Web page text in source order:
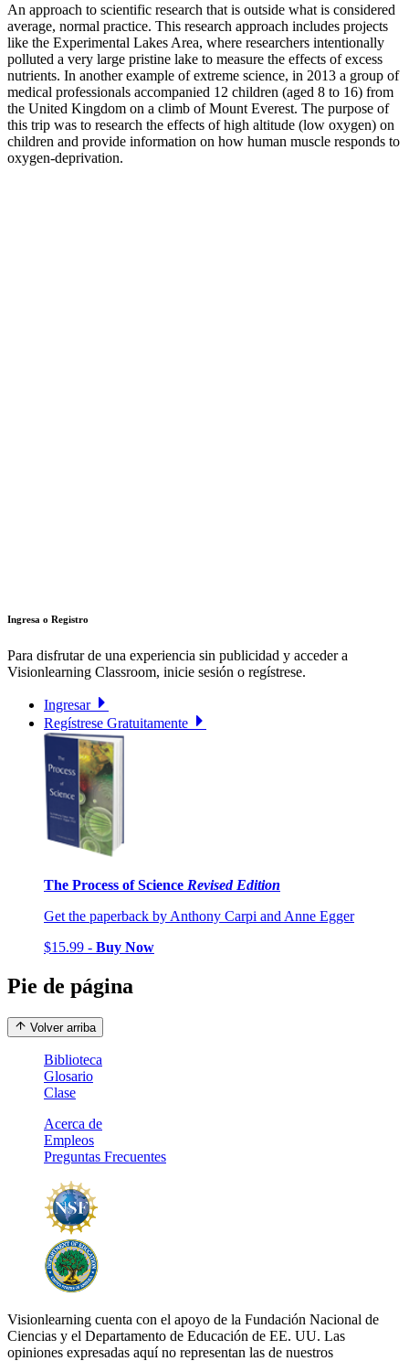
An approach to scientific research that is outside what is considered
average, normal practice. This research approach includes projects
like the Experimental Lakes Area, where researchers intentionally
polluted a very large pristine lake to measure the effects of excess
nutrients. In another example of extreme science, in 2013 a group of
medical professionals accompanied 12 children (aged 8 to 16) from
the United Kingdom on a climb of Mount Everest. The purpose of
this trip was to research the effects of high altitude (low oxygen) on
children and provide information on how human muscle responds to
oxygen-deprivation.
Ingresa o Registro
Para disfrutar de una experiencia sin publicidad y acceder a
Visionlearning Classroom, inicie sesión o regístrese.
Ingresar
Regístrese Gratuitamente
The Process of Science Revised Edition
Get the paperback by Anthony Carpi and Anne Egger
$15.99 - Buy Now
Pie de página
Volver arriba
Biblioteca
Glosario
Clase
Acerca de
Empleos
Preguntas Frecuentes
Visionlearning cuenta con el apoyo de la Fundación Nacional de
Ciencias y el Departamento de Educación de EE. UU. Las
opiniones expresadas aquí no representan las de nuestros